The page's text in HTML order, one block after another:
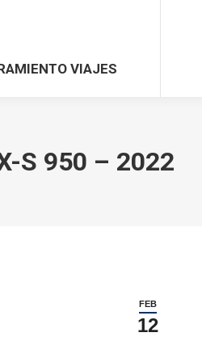
VIAJES
S 950 – 2022
FEB
12